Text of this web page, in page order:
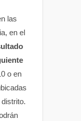
las
en el
o en